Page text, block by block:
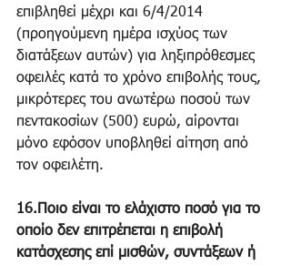
επιβληθεί μέχρι και 6/4/2014
(προηγούμενη ημέρα ισχύος των
διατάξεων αυτών) για ληξιπρόθεσμες
οφειλές κατά το χρόνο επιβολής τους,
μικρότερες του ανωτέρω ποσού των
πεντακοσίων (500) ευρώ, αίρονται
μόνο εφόσον υποβληθεί αίτηση από
τον οφειλέτη.
16.Ποιο είναι το ελάχιστο ποσό για το
οποίο δεν επιτρέπεται η επιβολή
κατάσχεσης επί μισθών, συντάξεων ή